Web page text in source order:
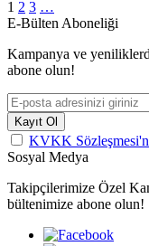
1 2 3 …
E-Bülten Aboneliği
Kampanya ve
abone olun!
Kayıt Ol
KVKK
Sosyal Medya
Takipçilerimize Özel
bültenimize abone olun!